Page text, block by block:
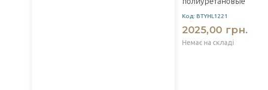
Код: BTYHL1221
2025,00 грн.
Немає на складі